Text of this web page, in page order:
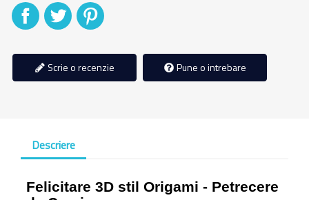
DistribuitiTweet
Scrie o recenzie Pune o intrebare
Descriere
Felicitare 3D stil Origami - Petrecere